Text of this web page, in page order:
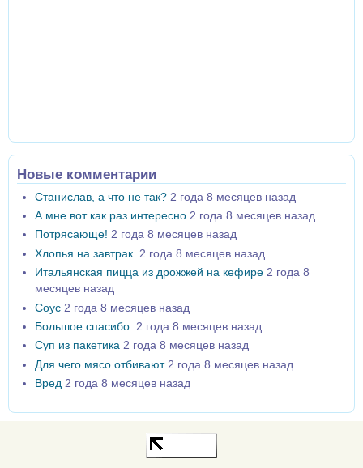
Новые комментарии
Станислав, а что не так? 2 года 8 месяцев назад
А мне вот как раз интересно 2 года 8 месяцев назад
Потрясающе! 2 года 8 месяцев назад
Хлопья на завтрак 2 года 8 месяцев назад
Итальянская пицца из дрожжей на кефире 2 года 8
месяцев назад
Соус 2 года 8 месяцев назад
Большое спасибо 2 года 8 месяцев назад
Суп из пакетика 2 года 8 месяцев назад
Для чего мясо отбивают 2 года 8 месяцев назад
Вред 2 года 8 месяцев назад